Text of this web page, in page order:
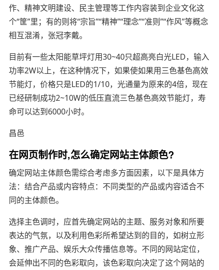
作、精神文明建设、民主管理等工作内容装到企业文化这
个“筐”里；有的则将“宗旨”“精神”“理念”“准则”“作风”等概念
相互混淆，张冠李戴。
目前有一些太阳能草坪灯用30~40只超高亮白光LED，输入
功率2W以上，在这种情况下，如果使如果用三色基色高效
节能灯，价格只是LED的1/10，光通量为原来的4倍，现在
已经研制成功2~10W的低压直流三色基色高效节能灯，寿
命可以达到6000小时。
昌邑
在网页制作时,怎么确定网站主体颜色?
确定网站主体颜色需综合考虑多方面因素，以下是具体方
法：结合产品或内容特点：不同类型的产品或内容适合不
同的主体颜色。
选择主色调时，应首先确定网站的主题、服务对象和所要
表达的气氛，以及利用色彩所希望达到的目的，如树立形
象、推广产品、娱乐大众传播信息等。不同的网站定位，
会延伸出不同的色彩取向，该色彩取向决定了这个网站的